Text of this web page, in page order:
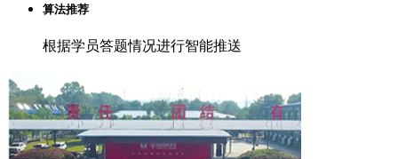
算法推荐
根据学员答题情况进行智能推送